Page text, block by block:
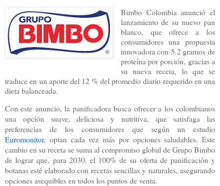
Bimbo Colombia anunció el
lanzamiento de su nuevo pan
blanco, que ofrece a los
consumidores una propuesta
innovadora con 5.2 gramos de
proteína por porción, gracias a
su nueva receta, lo que se
traduce en un aporte del 12 % del promedio diario requerido en una
dieta balanceada.
Con este anuncio, la panificadora busca ofrecer a los colombianos
una opción suave, deliciosa y nutritiva, que satisfaga las
preferencias de los consumidores que según un estudio
Euromonitor, optan cada vez más por opciones saludables. Este
cambio en su receta se suma al compromiso global de Grupo Bimbo
de lograr que, para 2030, el 100% de su oferta de panificación y
botanas esté elaborado con recetas sencillas y naturales, asegurando
opciones asequibles en todos los puntos de venta.